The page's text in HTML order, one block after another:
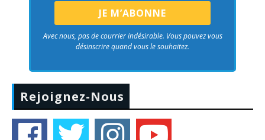
Avec nous, pas de courrier indésirable. Vous pouvez vous
désinscrire quand vous le souhaitez.
Rejoignez-Nous